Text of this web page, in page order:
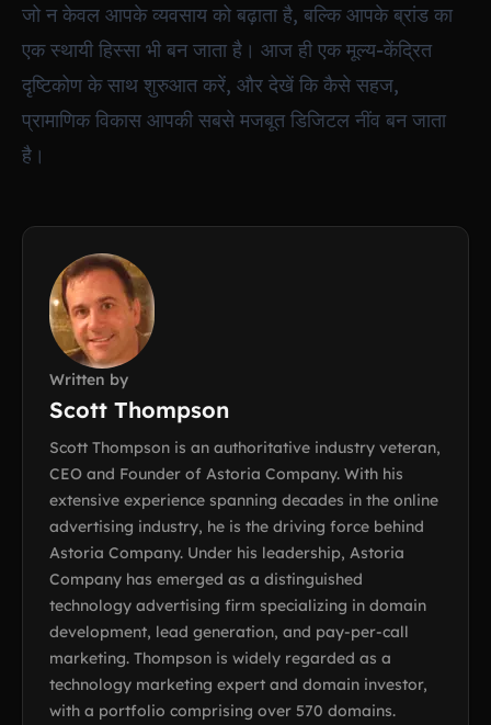
जो न केवल आपके व्यवसाय को बढ़ाता है, बल्कि आपके ब्रांड का
एक स्थायी हिस्सा भी बन जाता है। आज ही एक मूल्य-केंद्रित
दृष्टिकोण के साथ शुरुआत करें, और देखें कि कैसे सहज,
प्रामाणिक विकास आपकी सबसे मजबूत डिजिटल नींव बन जाता
है।
Written by
Scott Thompson
Scott Thompson is an authoritative industry veteran,
CEO and Founder of Astoria Company. With his
extensive experience spanning decades in the online
advertising industry, he is the driving force behind
Astoria Company. Under his leadership, Astoria
Company has emerged as a distinguished
technology advertising firm specializing in domain
development, lead generation, and pay-per-call
marketing. Thompson is widely regarded as a
technology marketing expert and domain investor,
with a portfolio comprising over 570 domains.